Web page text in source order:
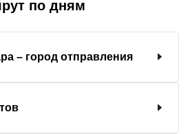
по дням
– город отправления